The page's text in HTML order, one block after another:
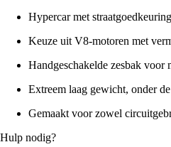
Hypercar met
Keuze uit V8-motoren met
Handgeschakelde zesbak voor
Extreem laag gewicht, onder
Gemaakt voor zowel
Hulp nodig?